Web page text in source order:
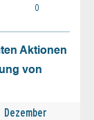
0
Aktionen
von
Dezember